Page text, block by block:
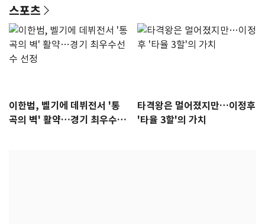
스포츠
이한범, 벨기에 데뷔전서 '통
곡의 벽' 활약…경기 최우수선
타격왕은 멀어졌지만…이정후
'타율 3할'의 가치